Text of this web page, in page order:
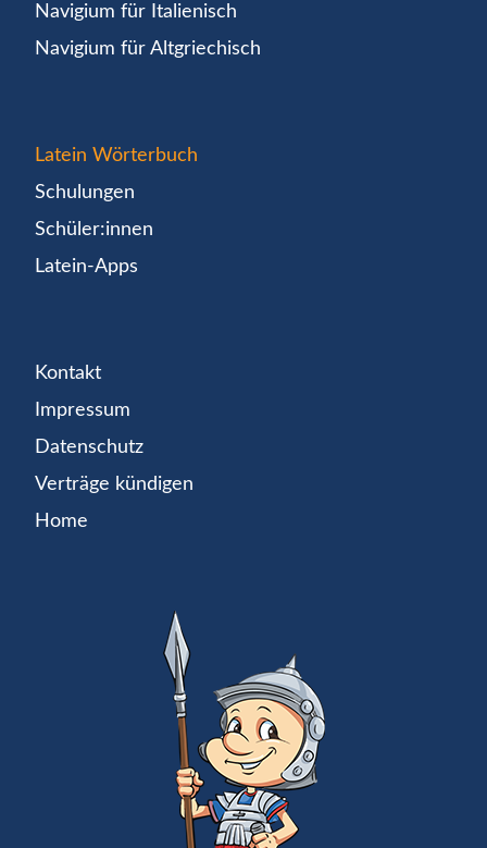
Navigium für Italienisch
Navigium für Altgriechisch
Latein Wörterbuch
Schulungen
Schüler:innen
Latein-Apps
Kontakt
Impressum
Datenschutz
Verträge kündigen
Home